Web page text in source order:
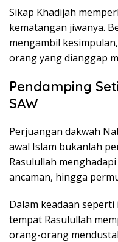
Sikap Khadijah
kematangan jiwanya.
mengambil
orang yang dianggap
Pendamping
SAW
Perjuangan dakwah
awal Islam bukanlah
Rasulullah
ancaman, hingga
Dalam keadaan
tempat Rasulullah
orang-orang